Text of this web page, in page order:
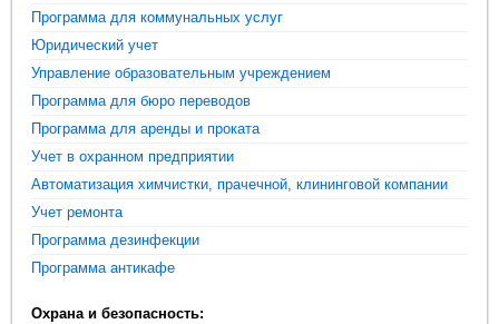
Программа для коммунальных услуг
Юридический учет
Управление образовательным учреждением
Программа для бюро переводов
Программа для аренды и проката
Учет в охранном предприятии
Автоматизация химчистки, прачечной, клининговой компании
Учет ремонта
Программа дезинфекции
Программа антикафе
Охрана и безопасность: